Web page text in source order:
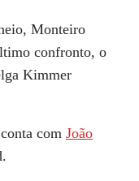
Monteiro
confronto, o
Kimmer
com João